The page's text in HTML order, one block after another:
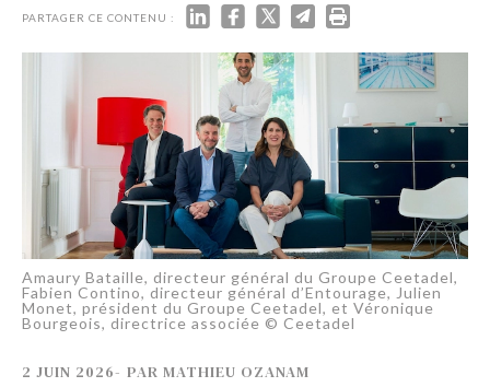
PARTAGER CE CONTENU :
Amaury Bataille, directeur général du Groupe Ceetadel,
Fabien Contino, directeur général d’Entourage, Julien
Monet, président du Groupe Ceetadel, et Véronique
Bourgeois, directrice associée © Ceetadel
2 JUIN 2026- PAR MATHIEU OZANAM